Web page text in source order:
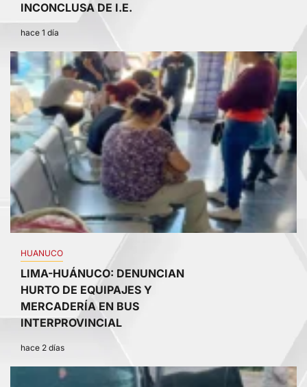
INCONCLUSA DE I.E.
hace 1 día
3
HUANUCO
LIMA-HUÁNUCO: DENUNCIAN
HURTO DE EQUIPAJES Y
MERCADERÍA EN BUS
INTERPROVINCIAL
hace 2 días